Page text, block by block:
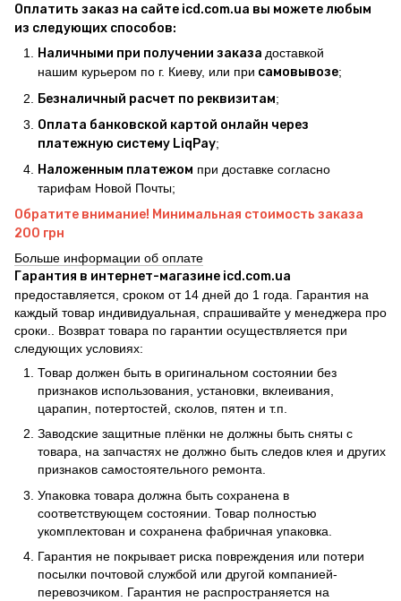
Оплатить заказ на сайте icd.com.ua вы можете любым
из следующих способов:
Наличными при получении заказа доставкой
нашим курьером по г. Киеву, или при самовывозе;
Безналичный расчет по реквизитам;
Оплата банковской картой онлайн через
платежную систему LiqPay;
Наложенным платежом при доставке согласно
тарифам Новой Почты;
Обратите внимание! Минимальная стоимость заказа
200 грн
Больше информации об оплате
Гарантия в интернет-магазине icd.com.ua
предоставляется, сроком от 14 дней до 1 года. Гарантия на
каждый товар индивидуальная, спрашивайте у менеджера про
сроки.. Возврат товара по гарантии осуществляется при
следующих условиях:
Товар должен быть в оригинальном состоянии без
признаков использования, установки, вклеивания,
царапин, потертостей, сколов, пятен и т.п.
Заводские защитные плёнки не должны быть сняты с
товара, на запчастях не должно быть следов клея и других
признаков самостоятельного ремонта.
Упаковка товара должна быть сохранена в
соответствующем состоянии. Товар полностью
укомплектован и сохранена фабричная упаковка.
Гарантия не покрывает риска повреждения или потери
посылки почтовой службой или другой компанией-
перевозчиком. Гарантия не распространяется на